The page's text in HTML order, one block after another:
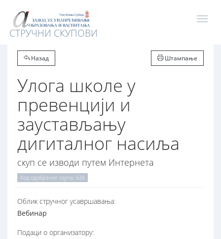
СТРУЧНИ СКУПОВИ
Назад Штампање
Улога школе у
превенцији и
заустављању
дигиталног насиља
скуп се изводи путем Интернета
Код одобреног скупа: 626
Oблик стручног усавршавања:
Вебинар
Подаци о организатору: